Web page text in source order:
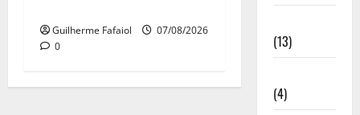
Guilherme Fafaiol
07/08/2026
0
(13)
(4)